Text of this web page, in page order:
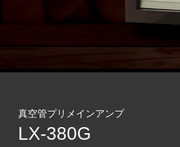
真空管プリメインアンプ
LX-380G